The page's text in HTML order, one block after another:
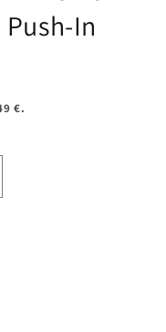
In
€.